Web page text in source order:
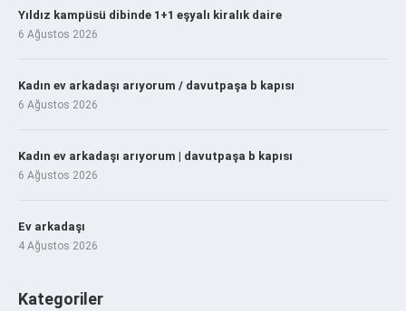
Yıldız kampüsü dibinde 1+1 eşyalı kiralık daire
6 Ağustos 2026
Kadın ev arkadaşı arıyorum / davutpaşa b kapısı
6 Ağustos 2026
Kadın ev arkadaşı arıyorum | davutpaşa b kapısı
6 Ağustos 2026
Ev arkadaşı
4 Ağustos 2026
Kategoriler